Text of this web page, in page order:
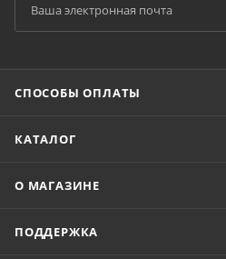
СПОСОБЫ ОПЛАТЫ
КАТАЛОГ
О МАГАЗИНЕ
ПОДДЕРЖКА